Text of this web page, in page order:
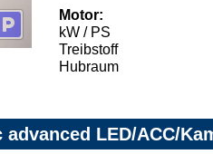
Motor:
kW / PS
Treibstoff
Hubraum
LED/ACC/